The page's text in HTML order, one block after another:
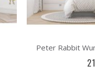
Peter Rabbit